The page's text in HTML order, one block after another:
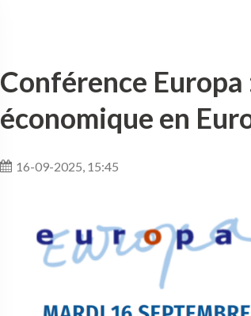
Conférence
économique en
16-09-2025, 15:45